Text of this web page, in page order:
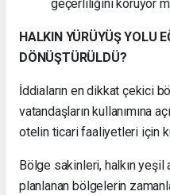
geçerliliğini koruyor
HALKIN YÜRÜYÜŞ YOLU
DÖNÜŞTÜRÜLDÜ?
İddiaların en dikkat çekici
vatandaşların kullanımına
otelin ticari faaliyetleri için
Bölge sakinleri, halkın yeşil
planlanan bölgelerin